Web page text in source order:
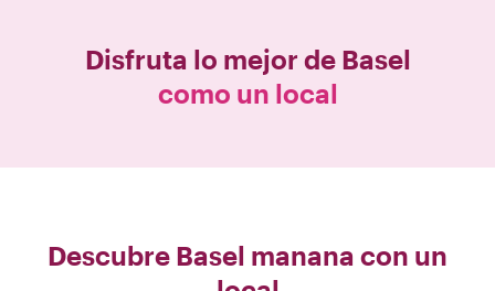
Disfruta lo mejor de Basel
como un local
Descubre Basel manana con un